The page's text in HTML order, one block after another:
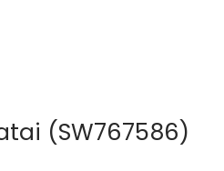
(SW767586)